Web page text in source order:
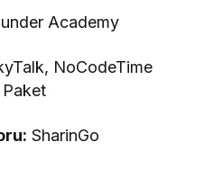
Academy
NoCodeTime
SharinGo